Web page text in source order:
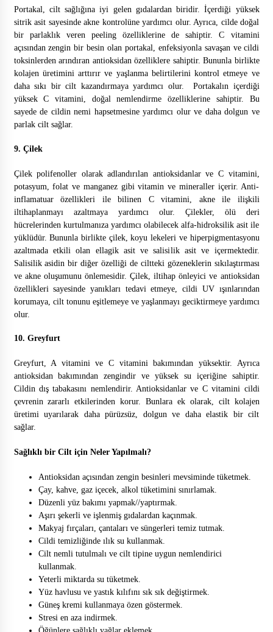
Portakal, cilt sağlığına iyi gelen gıdalardan biridir. İçerdiği yüksek
sitrik asit sayesinde akne kontrolüne yardımcı olur. Ayrıca, cilde doğal
bir parlaklık veren peeling özelliklerine de sahiptir. C vitamini
açısından zengin bir besin olan portakal, enfeksiyonla savaşan ve cildi
toksinlerden arındıran antioksidan özelliklere sahiptir. Bununla birlikte
kolajen üretimini arttırır ve yaşlanma belirtilerini kontrol etmeye ve
daha sıkı bir cilt kazandırmaya yardımcı olur. Portakalın içerdiği
yüksek C vitamini, doğal nemlendirme özelliklerine sahiptir. Bu
sayede de cildin nemi hapsetmesine yardımcı olur ve daha dolgun ve
parlak cilt sağlar.
9. Çilek
Çilek polifenoller olarak adlandırılan antioksidanlar ve C vitamini,
potasyum, folat ve manganez gibi vitamin ve mineraller içerir. Anti-
inflamatuar özellikleri ile bilinen C vitamini, akne ile ilişkili
iltihaplanmayı azaltmaya yardımcı olur. Çilekler, ölü deri
hücrelerinden kurtulmanıza yardımcı olabilecek alfa-hidroksilik asit ile
yüklüdür. Bununla birlikte çilek, koyu lekeleri ve hiperpigmentasyonu
azaltmada etkili olan ellagik asit ve salisilik asit ve içermektedir.
Salisilik asidin bir diğer özelliği de ciltteki gözeneklerin sıkılaştırması
ve akne oluşumunu önlemesidir. Çilek, iltihap önleyici ve antioksidan
özellikleri sayesinde yanıkları tedavi etmeye, cildi UV ışınlarından
korumaya, cilt tonunu eşitlemeye ve yaşlanmayı geciktirmeye yardımcı
olur.
10. Greyfurt
Greyfurt, A vitamini ve C vitamini bakımından yüksektir. Ayrıca
antioksidan bakımından zengindir ve yüksek su içeriğine sahiptir.
Cildin dış tabakasını nemlendirir. Antioksidanlar ve C vitamini cildi
çevrenin zararlı etkilerinden korur. Bunlara ek olarak, cilt kolajen
üretimi uyarılarak daha pürüzsüz, dolgun ve daha elastik bir cilt
sağlar.
Sağlıklı bir Cilt için Neler Yapılmalı?
Antioksidan açısından zengin besinleri mevsiminde tüketmek.
Çay, kahve, gaz içecek, alkol tüketimini sınırlamak.
Düzenli yüz bakımı yapmak//yaptırmak.
Aşırı şekerli ve işlenmiş gıdalardan kaçınmak.
Makyaj fırçaları, çantaları ve süngerleri temiz tutmak.
Cildi temizliğinde ılık su kullanmak.
Cilt nemli tutulmalı ve cilt tipine uygun nemlendirici
kullanmak.
Yeterli miktarda su tüketmek.
Yüz havlusu ve yastık kılıfını sık sık değiştirmek.
Güneş kremi kullanmaya özen göstermek.
Stresi en aza indirmek.